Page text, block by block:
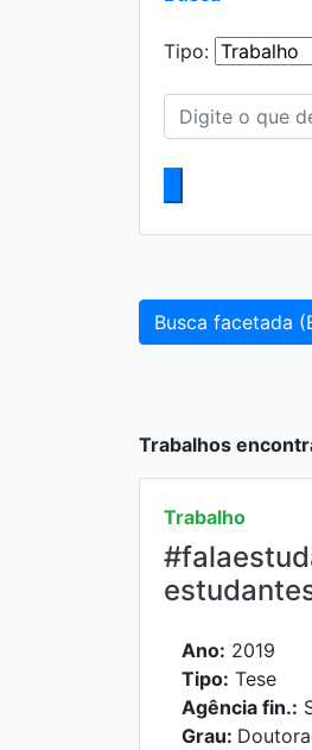
Tipo:
Busca facetada
Trabalhos
Trabalho
Ano: 2019
Tipo: Tese
Agência fin.:
Grau: